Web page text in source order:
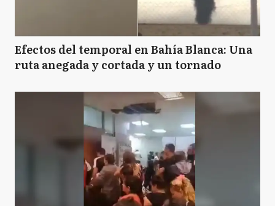
Efectos del temporal en Bahía Blanca: Una
ruta anegada y cortada y un tornado